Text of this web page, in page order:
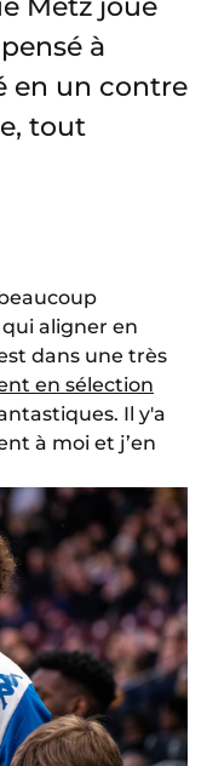
à
en un contre
tout
aligner en
dans une très
en sélection
Il y'a
à moi et j’en